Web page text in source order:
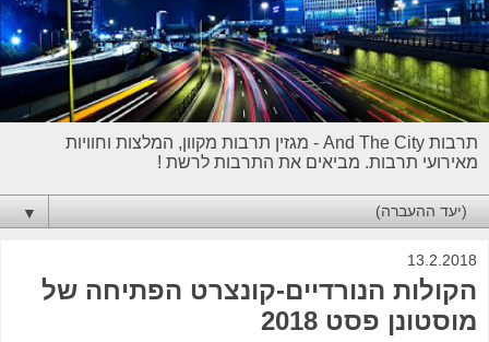
תרבות And The City - מגזין תרבות מקוון, המלצות וחוויות
מאירועי תרבות. מביאים את התרבות לרשת !
▼
13.2.2018
הקולות הנורדיים-קונצרט הפתיחה של
מוסטונן פסט 2018